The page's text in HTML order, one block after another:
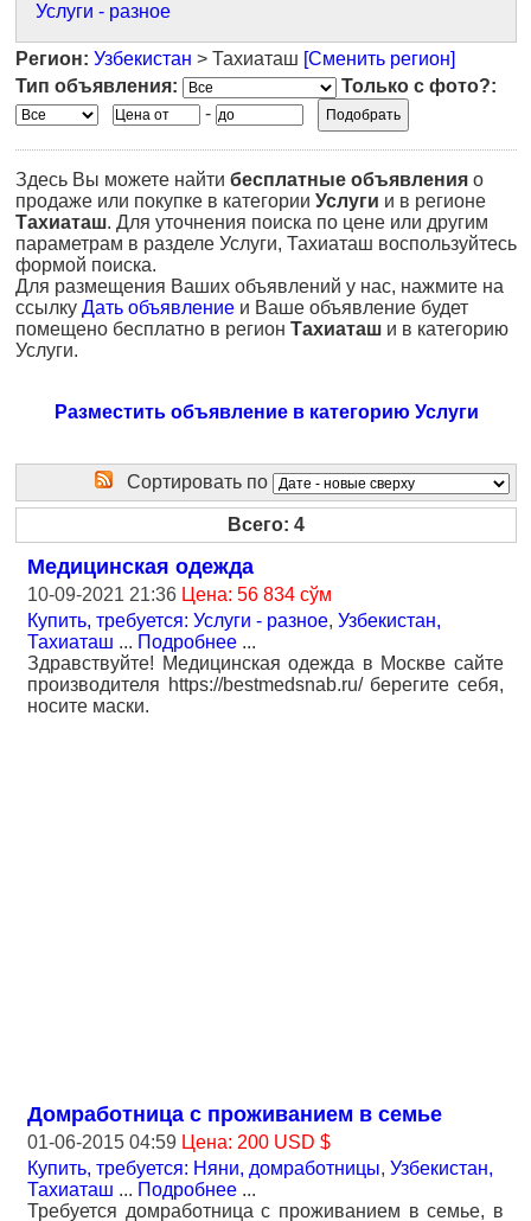
Услуги - разное
Регион: Узбекистан > Тахиаташ [Сменить регион]
Тип объявления:
Только с фото?:
-
Здесь Вы можете найти бесплатные объявления о
продаже или покупке в категории Услуги и в регионе
Тахиаташ. Для уточнения поиска по цене или другим
параметрам в разделе Услуги, Тахиаташ воспользуйтесь
формой поиска.
Для размещения Ваших объявлений у нас, нажмите на
ссылку Дать объявление и Ваше объявление будет
помещено бесплатно в регион Тахиаташ и в категорию
Услуги.
Разместить объявление в категорию Услуги
Сортировать по
Всего: 4
Медицинская одежда
10-09-2021 21:36 Цена: 56 834 сўм
Купить, требуется: Услуги - разное, Узбекистан,
Тахиаташ ... Подробнее ...
Здравствуйте! Медицинская одежда в Москве сайте
производителя https://bestmedsnab.ru/ берегите себя,
носите маски.
Домработница с проживанием в семье
01-06-2015 04:59 Цена: 200 USD $
Купить, требуется: Няни, домработницы, Узбекистан,
Тахиаташ ... Подробнее ...
Требуется домработница с проживанием в семье, в